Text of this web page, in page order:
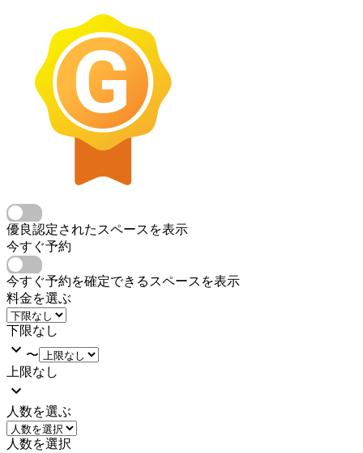
優良認定されたスペースを表示
今すぐ予約
今すぐ予約を確定できるスペースを表示
料金を選ぶ
下限なし
〜
上限なし
人数を選ぶ
人数を選択